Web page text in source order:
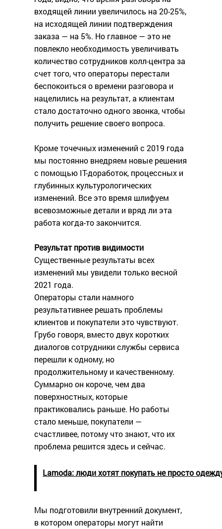
входящей линии увеличилось на 20-25%,
на исходящей линии подтверждения
заказа — на 5%. Но главное — это не
повлекло необходимость увеличивать
количество сотрудников колл-центра за
счет того, что операторы перестали
беспокоиться о времени разговора и
нацелились на результат, а клиентам
стало достаточно одного звонка, чтобы
получить решение своего вопроса.
Кроме точечных изменений с 2019 года
мы постоянно внедряем новые решения
с помощью IT-доработок, процессных и
глубинных культурологических
изменений. Все это время шлифуем
всевозможные детали и вряд ли эта
работа когда-то закончится.
Результат против видимости
Существенные результаты всех
изменений мы увидели только весной
2021 года.
Операторы стали намного
результативнее решать проблемы
клиентов и покупатели это чувствуют.
Грубо говоря, вместо двух коротких
диалогов сотрудники службы сервиса
перешли к одному, но
продолжительному и качественному.
Суммарно он короче, чем два
поверхностных, которые
практиковались раньше. Но работы
стало меньше, покупатели —
счастливее, потому что знают, что их
проблема решится здесь и сейчас.
Lamoda: люди хотят покупать не просто
Мы подготовили внутренний документ,
в котором операторы могут найти